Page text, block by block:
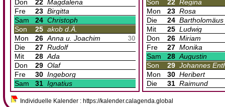
Don
22 Magdalena
Fre
23 Birgitta
Sam
24 Christoph
Son
25 akob d.Ä.
Mon
26 Anna u. Joachim
Die
27 Rudolf
Mit
28 Ada
Don
29 Olaf
Fre
30 Ingeborg
Sam
31 Ignatius
Son
22 Regina
Mon
23 Rosa
Die
24 Bartholomäus
Mit
25 Ludwig
Don
26 Miriam
Fre
27 Monika
Sam
28 Augustin
Son
29 Johannes
Mon
30 Heribert
Die
31 Raimund
Individuelle Kalender : https://kalender.calagenda.global